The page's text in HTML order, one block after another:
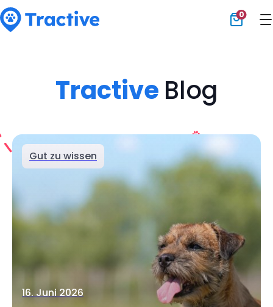
0
Tractive Blog
Gut zu wissen
16. Juni 2026